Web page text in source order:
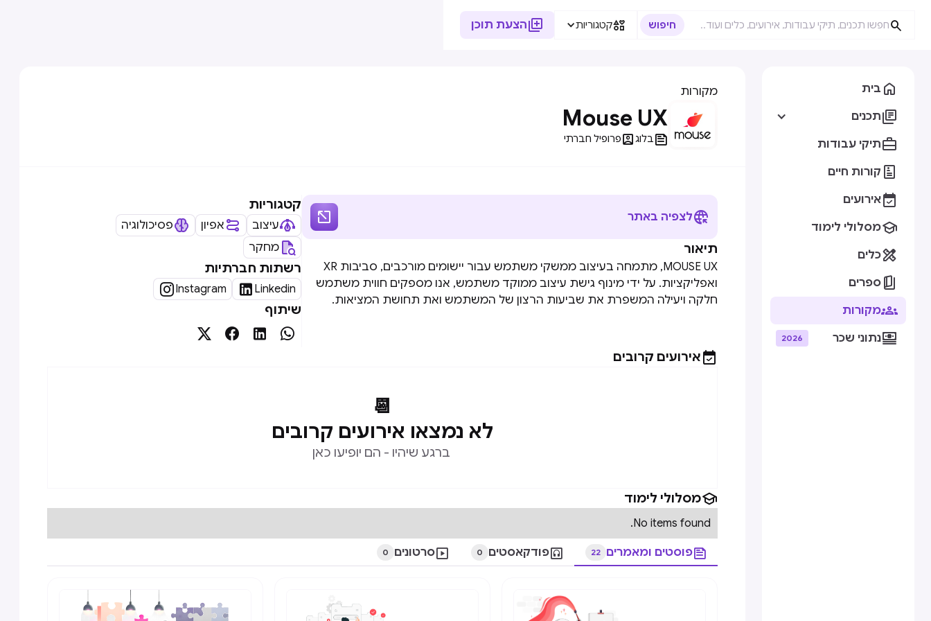

קטגוריות הצעת תוכן
 בית
תכנים
תיקי עבודות
 קורות חיים
אירועים
מסלולי לימוד
כלים
 ספרים
מקורות
נתוני שכר 2026
מקורות
Mouse UX
בלוגפרופיל חברתי
לצפיה באתר 
תיאור
MOUSE UX, מתמחה בעיצוב ממשקי משתמש עבור יישומים מורכבים, סביבות XR
ואפליקציות. על ידי מינוף גישת עיצוב ממוקד משתמש, אנו מספקים חווית משתמש
חלקה ויעילה המשפרת את שביעות הרצון של המשתמש ואת תחושת המציאות.
קטגוריות
עיצוב אפיון
פסיכולוגיה
מחקר
רשתות חברתיות
 Linkedin
Instagram
שיתוף




אירועים קרובים
📆
לא נמצאו אירועים קרובים
ברגע שיהיו - הם יופיעו כאן
מסלולי לימוד
No items found.
פוסטים ומאמרים 22
פודקאסטים 0
סרטונים 0